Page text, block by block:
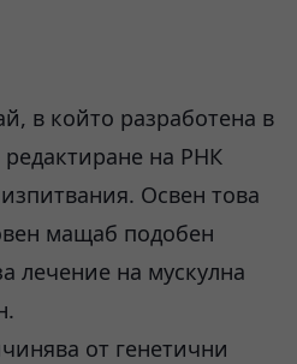
в който разработена в
редактиране на РНК
Освен това
мащаб подобен
лечение на мускулна
от генетични